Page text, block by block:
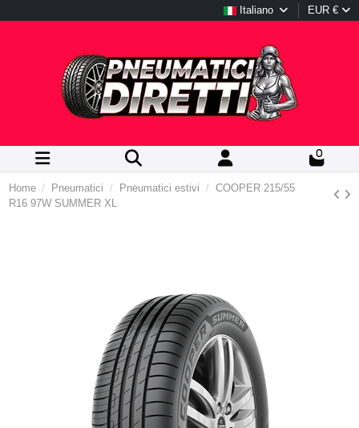
Italiano EUR €
0
Home Pneumatici Pneumatici estivi
COOPER 215/55
R16 97W SUMMER XL